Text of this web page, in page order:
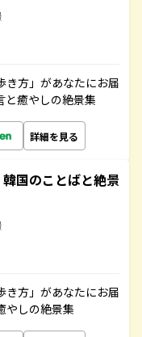
き方」があなたにお届
と癒やしの絶景集
詳細を見る
国のことばと絶景
き方」があなたにお届
やしの絶景集